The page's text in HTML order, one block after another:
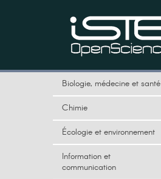
Biologie, médecine et santé
Chimie
Écologie et environnement
Information et
communication